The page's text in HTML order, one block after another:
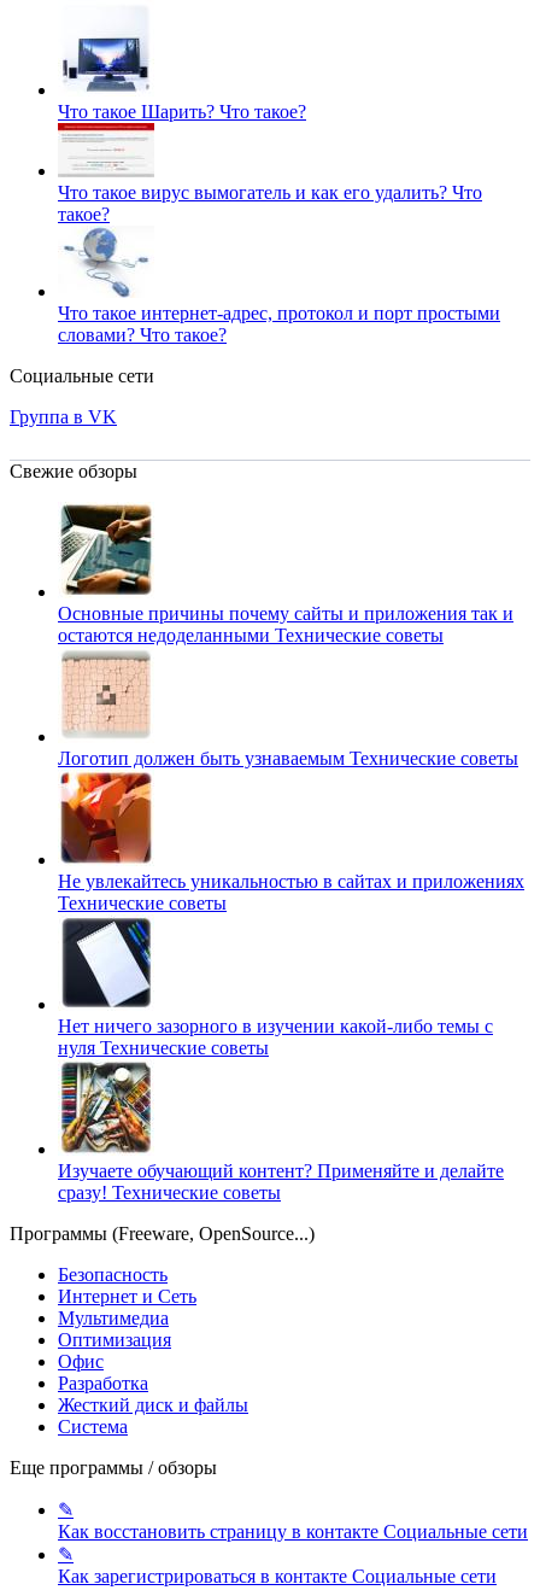
Что такое Шарить? Что такое?
Что такое вирус вымогатель и как его удалить? Что
такое?
Что такое интернет-адрес, протокол и порт простыми
словами? Что такое?
Социальные сети
Группа в VK
Свежие обзоры
Основные причины почему сайты и приложения так и
остаются недоделанными Технические советы
Логотип должен быть узнаваемым Технические советы
Не увлекайтесь уникальностью в сайтах и приложениях
Технические советы
Нет ничего зазорного в изучении какой-либо темы с
нуля Технические советы
Изучаете обучающий контент? Применяйте и делайте
сразу! Технические советы
Программы (Freeware, OpenSource...)
Безопасность
Интернет и Сеть
Мультимедиа
Оптимизация
Офис
Разработка
Жесткий диск и файлы
Система
Еще программы / обзоры
✎
Как восстановить страницу в контакте Социальные сети
✎
Как зарегистрироваться в контакте Социальные сети